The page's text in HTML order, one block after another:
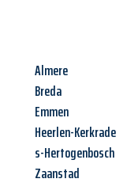
Almere
Breda
Emmen
Heerlen-Kerkrade
s-Hertogenbosch
Zaanstad